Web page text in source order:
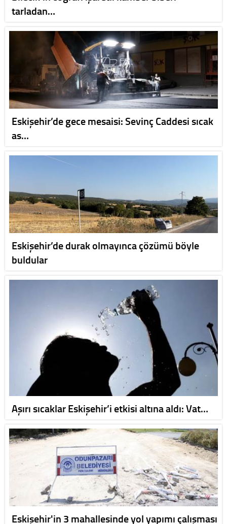
tarladan…
Eskişehir’de gece mesaisi: Sevinç Caddesi sıcak
as…
Eskişehir’de durak olmayınca çözümü böyle
buldular
Aşırı sıcaklar Eskişehir’i etkisi altına aldı: Vat…
Eskişehir'in 3 mahallesinde yol yapımı çalışması